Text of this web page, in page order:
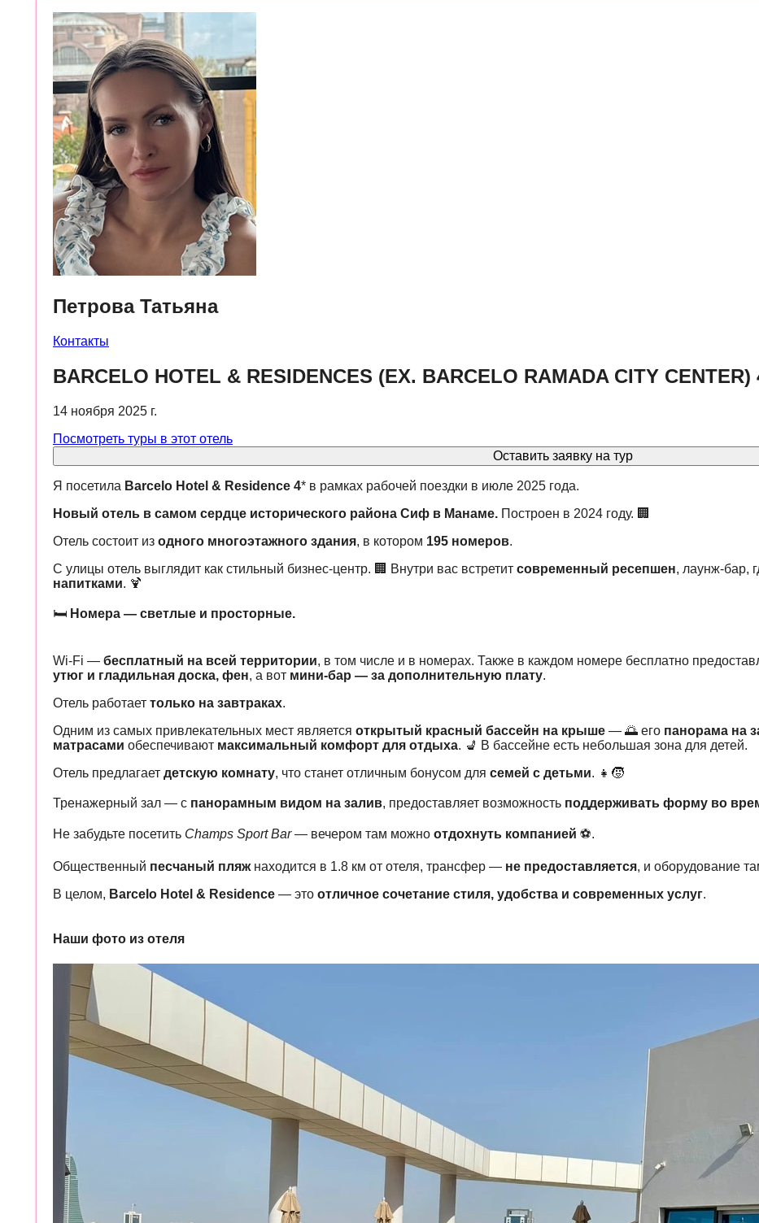
Петрова Татьяна
Контакты
BARCELO HOTEL & RESIDENCES (EX. BARCELO RAMADA CITY CENTER)
14 ноября 2025 г.
Посмотреть туры в этот отель
Оставить заявку на тур
Я посетила Barcelo Hotel & Residence 4* в рамках рабочей поездки в июле 2025 года.
Новый отель в самом сердце исторического района Сиф в Манаме. Построен в 2024 году. 🏢
Отель состоит из одного многоэтажного здания, в котором 195 номеров.
С улицы отель выглядит как стильный бизнес-центр. 🏢 Внутри вас встретит современный ресепшен, лаунж-бар,
напитками. 🍹
🛏 Номера — светлые и просторные.
Wi-Fi — бесплатный на всей территории, в том числе и в номерах. Также в каждом номере бесплатно
утюг и гладильная доска, фен, а вот мини-бар — за дополнительную плату.
Отель работает только на завтраках.
Одним из самых привлекательных мест является открытый красный бассейн на крыше — 🌅 его панорама на
матрасами обеспечивают максимальный комфорт для отдыха. 💺 В бассейне есть небольшая зона для детей.
Отель предлагает детскую комнату, что станет отличным бонусом для семей с детьми. 👧🧒
Тренажерный зал — с панорамным видом на залив, предоставляет возможность поддерживать форму во
Не забудьте посетить Champs Sport Bar— вечером там можно отдохнуть компанией ⚽.
Общественный песчаный пляжнаходится в 1.8 км от отеля, трансфер — не предоставляется, и оборудование
В целом, Barcelo Hotel & Residence — это отличное сочетание стиля, удобства и современных услуг.
Наши фото из отеля